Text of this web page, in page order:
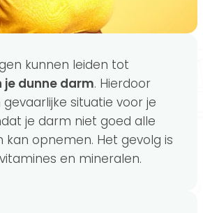
kunnen leiden tot
dunne darm. Hierdoor
situatie voor je
je darm niet goed alle
opnemen. Het gevolg is
en mineralen.